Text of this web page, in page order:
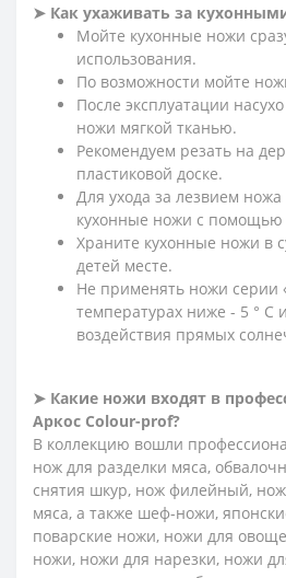
➤ Как ухаживать за
Мойте кухонные ножи
использования.
По возможности мойте
После эксплуатации
ножи мягкой тканью.
Рекомендуем резать на
пластиковой доске.
Для ухода за лезвием
кухонные ножи с помощью
Храните кухонные ножи в
детей месте.
Не применять ножи серии
температурах ниже - 5 ° С
воздействия прямых
➤ Какие ножи входят в
Аркос Сolour-prof?
В коллекцию вошли
нож для разделки мяса,
снятия шкур, нож филейный, нож
мяса, а также шеф-ножи,
поварские ножи, ножи для
ножи, ножи для нарезки, ножи